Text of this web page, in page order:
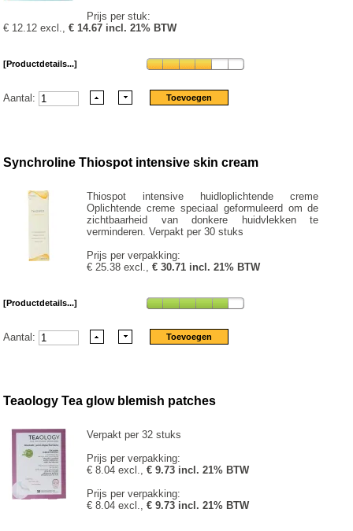
Prijs per stuk:
€ 12.12 excl.,€ 14.67 incl. 21% BTW
[Productdetails...]
Aantal:
Synchroline Thiospot intensive skin cream
Thiospot intensive huidloplichtende creme
Oplichtende creme speciaal geformuleerd om de
zichtbaarheid van donkere huidvlekken te
verminderen. Verpakt per 30 stuks
Prijs per verpakking:
€ 25.38 excl.,€ 30.71 incl. 21% BTW
[Productdetails...]
Aantal:
Teaology Tea glow blemish patches
Verpakt per 32 stuks
Prijs per verpakking:
€ 8.04 excl.,€ 9.73 incl. 21% BTW
Prijs per verpakking:
€ 8.04 excl.,€ 9.73 incl. 21% BTW